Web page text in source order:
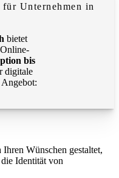
für Unternehmen in
bietet
bis
digitale
Wünschen gestaltet,
Identität von